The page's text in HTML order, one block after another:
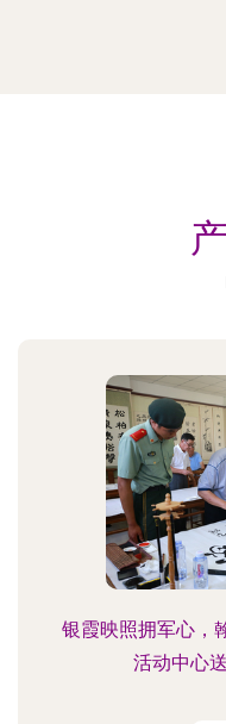
银霞映照拥军心，
活动中心